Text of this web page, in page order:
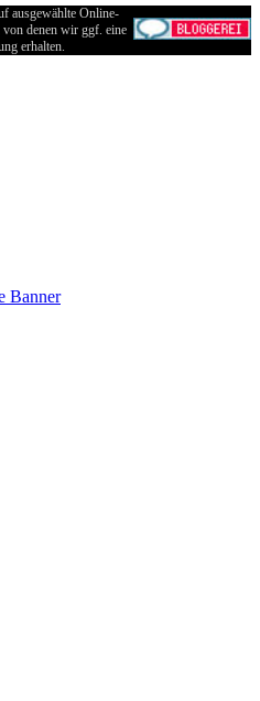
ausgewählte Online-
von denen wir ggf. eine
erhalten.
Banner